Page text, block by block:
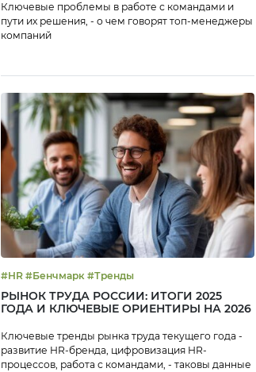
Ключевые проблемы в работе с командами и
пути их решения, - о чем говорят топ-менеджеры
компаний
#HR #Бенчмарк #Тренды
РЫНОК ТРУДА РОССИИ: ИТОГИ 2025
ГОДА И КЛЮЧЕВЫЕ ОРИЕНТИРЫ НА 2026
Ключевые тренды рынка труда текущего года -
развитие HR-бренда, цифровизация HR-
процессов, работа с командами, - таковы данные